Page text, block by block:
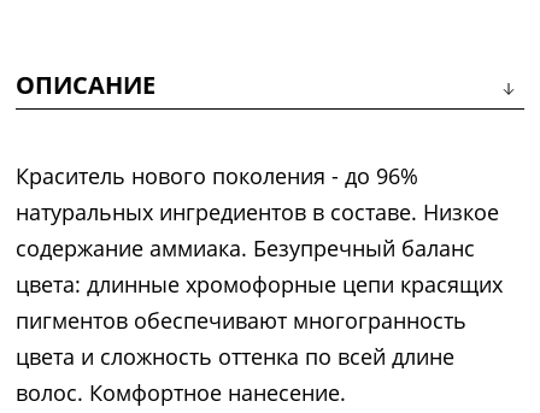
ОПИСАНИЕ
Краситель нового поколения - до 96%
натуральных ингредиентов в составе. Низкое
содержание аммиака. Безупречный баланс
цвета: длинные хромофорные цепи красящих
пигментов обеспечивают многогранность
цвета и сложность оттенка по всей длине
волос. Комфортное нанесение.